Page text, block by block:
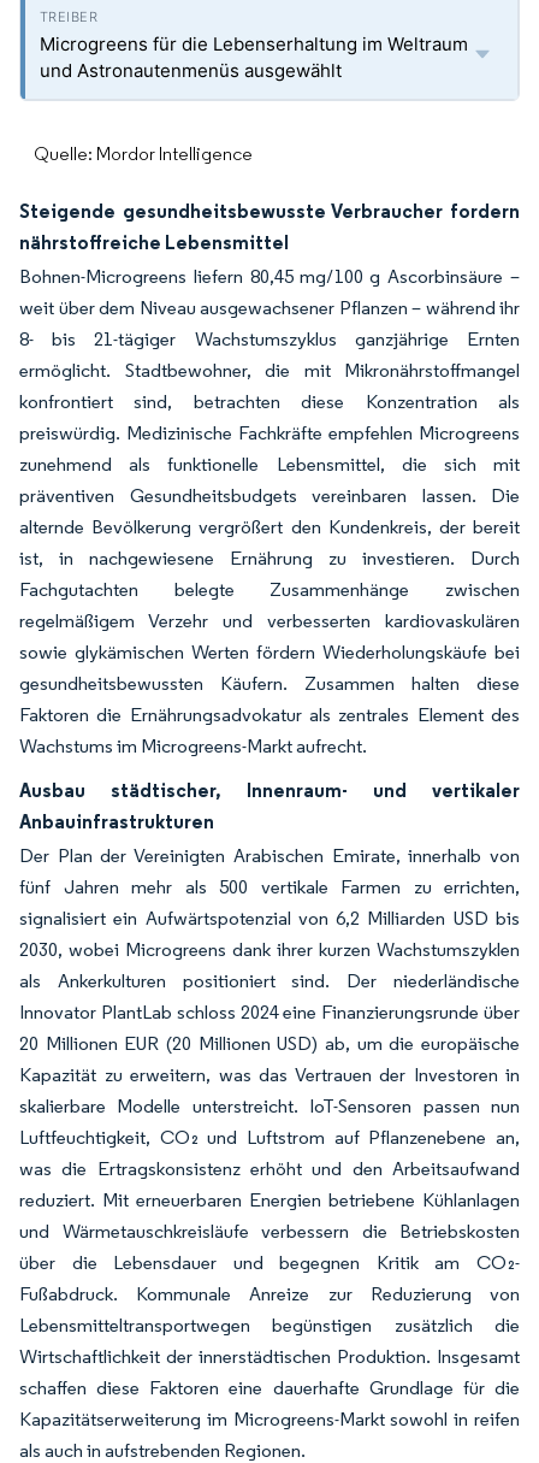
Microgreens für die Lebenserhaltung im Weltraum
und Astronautenmenüs ausgewählt
Quelle: Mordor Intelligence
Steigende gesundheitsbewusste Verbraucher fordern
nährstoffreiche Lebensmittel
Bohnen-Microgreens liefern 80,45 mg/100 g Ascorbinsäure –
weit über dem Niveau ausgewachsener Pflanzen – während ihr
8- bis 21-tägiger Wachstumszyklus ganzjährige Ernten
ermöglicht. Stadtbewohner, die mit Mikronährstoffmangel
konfrontiert sind, betrachten diese Konzentration als
preiswürdig. Medizinische Fachkräfte empfehlen Microgreens
zunehmend als funktionelle Lebensmittel, die sich mit
präventiven Gesundheitsbudgets vereinbaren lassen. Die
alternde Bevölkerung vergrößert den Kundenkreis, der bereit
ist, in nachgewiesene Ernährung zu investieren. Durch
Fachgutachten belegte Zusammenhänge zwischen
regelmäßigem Verzehr und verbesserten kardiovaskulären
sowie glykämischen Werten fördern Wiederholungskäufe bei
gesundheitsbewussten Käufern. Zusammen halten diese
Faktoren die Ernährungsadvokatur als zentrales Element des
Wachstums im Microgreens-Markt aufrecht.
Ausbau städtischer, Innenraum- und vertikaler
Anbauinfrastrukturen
Der Plan der Vereinigten Arabischen Emirate, innerhalb von
fünf Jahren mehr als 500 vertikale Farmen zu errichten,
signalisiert ein Aufwärtspotenzial von 6,2 Milliarden USD bis
2030, wobei Microgreens dank ihrer kurzen Wachstumszyklen
als Ankerkulturen positioniert sind. Der niederländische
Innovator PlantLab schloss 2024 eine Finanzierungsrunde über
20 Millionen EUR (20 Millionen USD) ab, um die europäische
Kapazität zu erweitern, was das Vertrauen der Investoren in
skalierbare Modelle unterstreicht. IoT-Sensoren passen nun
Luftfeuchtigkeit, CO₂ und Luftstrom auf Pflanzenebene an,
was die Ertragskonsistenz erhöht und den Arbeitsaufwand
reduziert. Mit erneuerbaren Energien betriebene Kühlanlagen
und Wärmetauschkreisläufe verbessern die Betriebskosten
über die Lebensdauer und begegnen Kritik am CO₂-
Fußabdruck. Kommunale Anreize zur Reduzierung von
Lebensmitteltransportwegen begünstigen zusätzlich die
Wirtschaftlichkeit der innerstädtischen Produktion. Insgesamt
schaffen diese Faktoren eine dauerhafte Grundlage für die
Kapazitätserweiterung im Microgreens-Markt sowohl in reifen
als auch in aufstrebenden Regionen.